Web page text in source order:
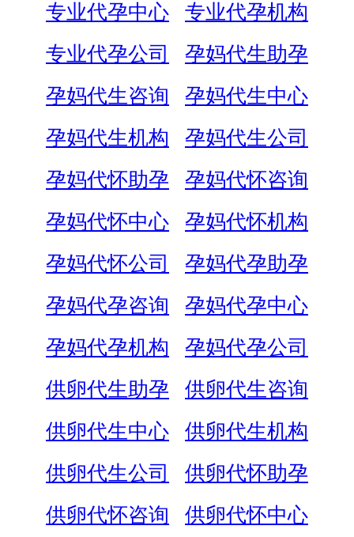
专业代孕中心
专业代孕机构
专业代孕公司
孕妈代生助孕
孕妈代生咨询
孕妈代生中心
孕妈代生机构
孕妈代生公司
孕妈代怀助孕
孕妈代怀咨询
孕妈代怀中心
孕妈代怀机构
孕妈代怀公司
孕妈代孕助孕
孕妈代孕咨询
孕妈代孕中心
孕妈代孕机构
孕妈代孕公司
供卵代生助孕
供卵代生咨询
供卵代生中心
供卵代生机构
供卵代生公司
供卵代怀助孕
供卵代怀咨询
供卵代怀中心